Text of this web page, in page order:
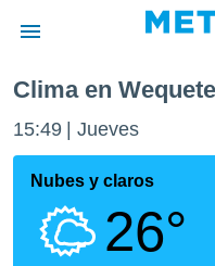
de
ha sido
Clima en
15:49 Jueves
Nubes y claros
26°